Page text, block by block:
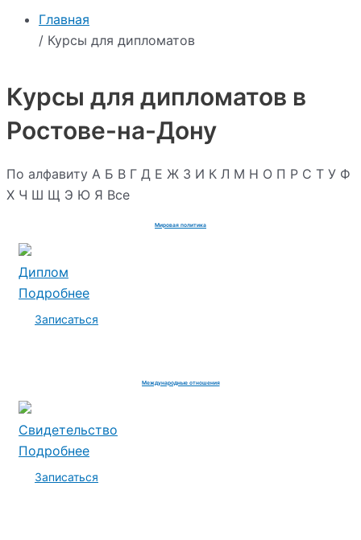
Главная
/ Курсы для дипломатов
Курсы для дипломатов в
Ростове-на-Дону
По алфавиту А Б В Г Д Е Ж З И К Л М Н О П Р С Т У Ф
Х Ч Ш Щ Э Ю Я Все
Мировая политика
Диплом
Подробнее
Записаться
Международные отношения
Свидетельство
Подробнее
Записаться